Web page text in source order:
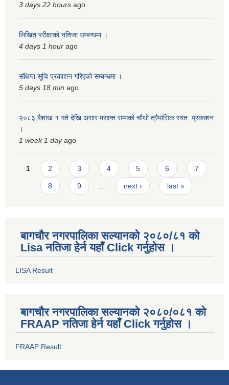
3 days 22 hours ago
लिखित परीक्षाको नतिजा सम्बन्धमा ।
4 days 1 hour ago
संक्षिप्त सूचि प्रकाशन गरिएको सम्बन्धमा ।
5 days 18 min ago
२०८३ बैशाख १ गते देखि असार मसान्त सम्मको चौथो त्रैमासिक स्वत: प्रकाशन
।
1 week 1 dayago
Pages
1 2 3 4 5 6 7
8 9 next › last »
बागचौर नगरपालिका सल्यानको २०८०/८१ को
Lisa नतिजा हेर्न यहाँ Click गर्नुहोस ।
LISA Result
बागचौर नगरपालिका सल्यानको २०८०/०८१ को
FRAAP नतिजा हेर्न यहाँ Click गर्नुहोस ।
FRAAP Result